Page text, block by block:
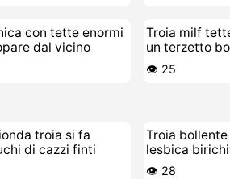
con tette enormi
dal vicino
Troia milf
un terzetto
👁️ 25
troia si fa
di cazzi finti
Troia
lesbica
👁️ 28